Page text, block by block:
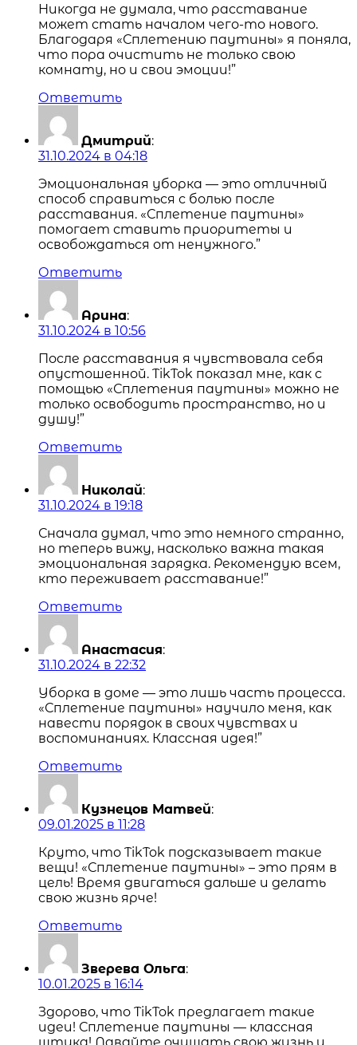
Никогда не думала, что расставание
может стать началом чего-то нового.
Благодаря «Сплетению паутины» я поняла,
что пора очистить не только свою
комнату, но и свои эмоции!”
Ответить
Дмитрий:
31.10.2024 в 04:18
Эмоциональная уборка — это отличный
способ справиться с болью после
расставания. «Сплетение паутины»
помогает ставить приоритеты и
освобождаться от ненужного.”
Ответить
Арина:
31.10.2024 в 10:56
После расставания я чувствовала себя
опустошенной. TikTok показал мне, как с
помощью «Сплетения паутины» можно не
только освободить пространство, но и
душу!”
Ответить
Николай:
31.10.2024 в 19:18
Сначала думал, что это немного странно,
но теперь вижу, насколько важна такая
эмоциональная зарядка. Рекомендую всем,
кто переживает расставание!”
Ответить
Анастасия:
31.10.2024 в 22:32
Уборка в доме — это лишь часть процесса.
«Сплетение паутины» научило меня, как
навести порядок в своих чувствах и
воспоминаниях. Классная идея!”
Ответить
Кузнецов Матвей:
09.01.2025 в 11:28
Круто, что TikTok подсказывает такие
вещи! «Сплетение паутины» – это прям в
цель! Время двигаться дальше и делать
свою жизнь ярче!
Ответить
Зверева Ольга:
10.01.2025 в 16:14
Здорово, что TikTok предлагает такие
идеи! Сплетение паутины — классная
штука! Давайте очищать свою жизнь и